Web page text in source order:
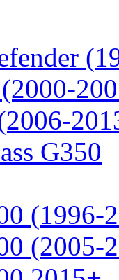
G350
(1996-
(2005-